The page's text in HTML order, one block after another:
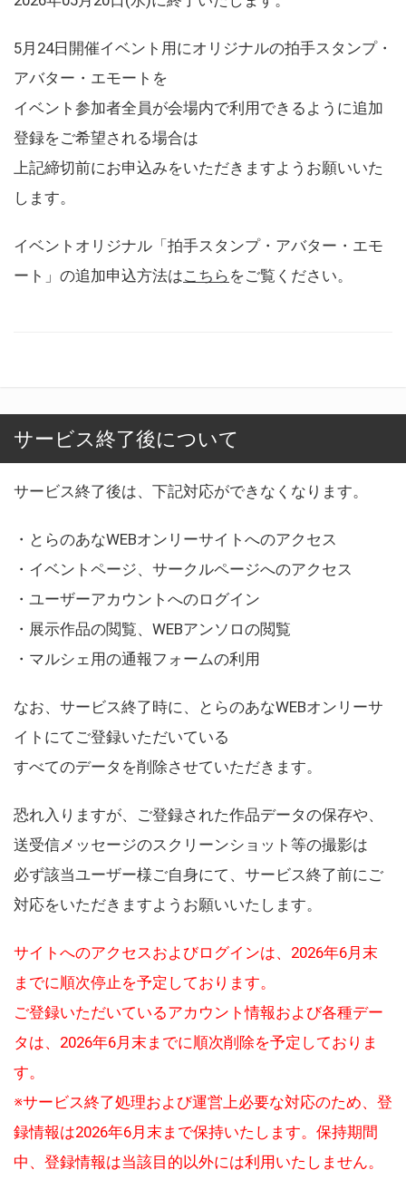
5月24日開催イベント用にオリジナルの拍手スタンプ・
アバター・エモートを
イベント参加者全員が会場内で利用できるように追加
登録をご希望される場合は
上記締切前にお申込みをいただきますようお願いいた
します。
イベントオリジナル「拍手スタンプ・アバター・エモ
ート」の追加申込方法はこちら をご覧ください。
サービス終了後について
サービス終了後は、下記対応ができなくなります。
・とらのあなWEBオンリーサイトへのアクセス
・イベントページ、サークルページへのアクセス
・ユーザーアカウントへのログイン
・展示作品の閲覧、WEBアンソロの閲覧
・マルシェ用の通報フォームの利用
なお、サービス終了時に、とらのあなWEBオンリーサ
イトにてご登録いただいている
すべてのデータを削除させていただきます。
恐れ入りますが、ご登録された作品データの保存や、
送受信メッセージのスクリーンショット等の撮影は
必ず該当ユーザー様ご自身にて、サービス終了前にご
対応をいただきますようお願いいたします。
サイトへのアクセスおよびログインは、2026年6月末
までに順次停止を予定しております。
ご登録いただいているアカウント情報および各種デー
タは、2026年6月末までに順次削除を予定しておりま
す。
※サービス終了処理および運営上必要な対応のため、登
録情報は2026年6月末まで保持いたします。保持期間
中、登録情報は当該目的以外には利用いたしません。